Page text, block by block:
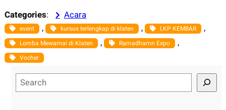
Categories: Acara
event , kursus terlengkap di klaten , LKP KEMBAR ,
Lomba Mewarnai di Klaten , Ramadhamn Expo ,
Vocher
e